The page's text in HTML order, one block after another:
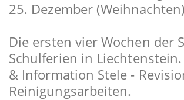
25. Dezember (Weihnachten)
Die ersten vier Wochen der
Schulferien in Liechtenstein.
& Information Stele -
Reinigungsarbeiten.